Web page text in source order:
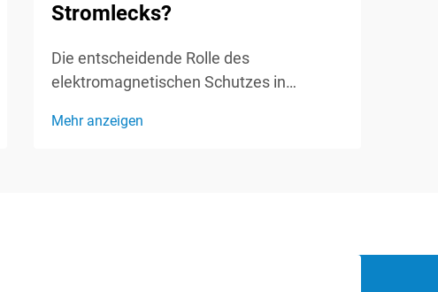
Stromlecks?
Die entscheidende Rolle des
elektromagnetischen Schutzes in
Überspannungen und elektrische Lecks
Mehr anzeigen